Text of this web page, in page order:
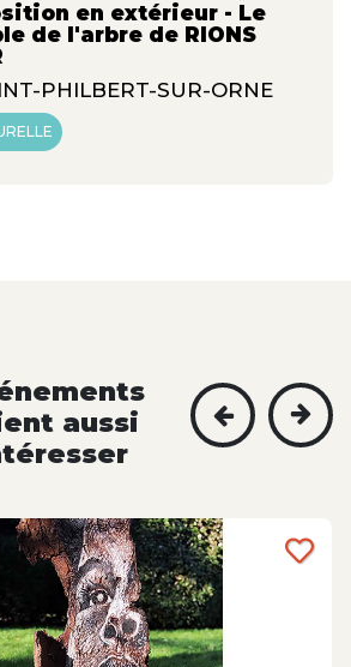
en extérieur - Le
de l'arbre de RIONS
PHILBERT-SUR-ORNE
aussi